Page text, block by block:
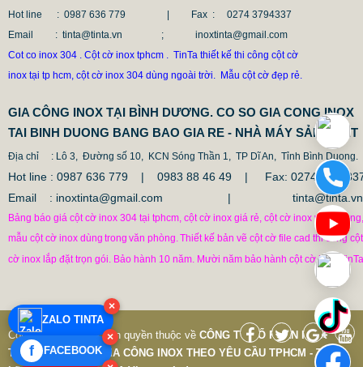
×
ZALO TINTA
×
f FACEBOOK
CỘT CHỐNG VA ĐẬP INOX
1.682.500 VNĐ 1.862.500 VNĐ
Mẫu: COT CHONG VA DAP INOX
Hot line
: 0987 636 779 | Fax :
0274 3794337
Email
: tinta@tinta.vn ; inoxtinta@gmail.com
Cot co inox 304 . Cột cờ inox tphcm . TinTa thiết kế thi công cột cờ
inox tại tp hcm, cột cờ inox 304 dùng ngoài trời. Mẫu cột cờ đẹp rẻ.
GIA CÔNG INOX TẠI BÌNH DƯƠNG. CO SO GIA CONG INOX
TAI BINH DUONG BANG BAO GIA RE - NHÀ MÁY SẢN XUẤT
Địa chỉ : Lô 3, Đường số 10, KCN Sóng Thần 1, TP Dĩ An, Tỉnh Bình Duong.
Hot line : 0987 636 779 | 0983 88 46 49 |
Fax:
Email : inoxtinta@gmail.com | tinta@tinta.vn
Bảng báo giá cột cờ inox 304 tại tphcm, cột cờ inox giá rẻ, cột cờ inox văn phòng,
mẫu cột cờ inox dùng trong văn phòng. Thiết kế bản vẽ cột cờ file cad thi công cột
cờ inox lắp đặt trọn gói. Bảo hành 10 năm. Mười năm bảo hành cột cờ inox
Copyright © 7-2019 Bản quyền thuộc về CÔNG TY CỔ PHẦN INOX
TINTA VIỆT NAM|GIA CÔNG INOX THEO YÊU CẦU TPHCM - Thiết